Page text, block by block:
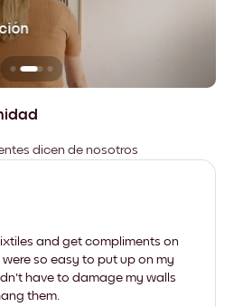
dicen de nosotros
and get compliments on
so easy to put up on my
have to damage my walls
them.